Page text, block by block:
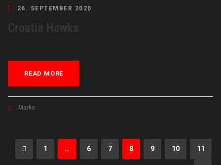
26. SEPTEMBER 2020
READ MORE
Marko
1 … 6 7 8 9 10 11